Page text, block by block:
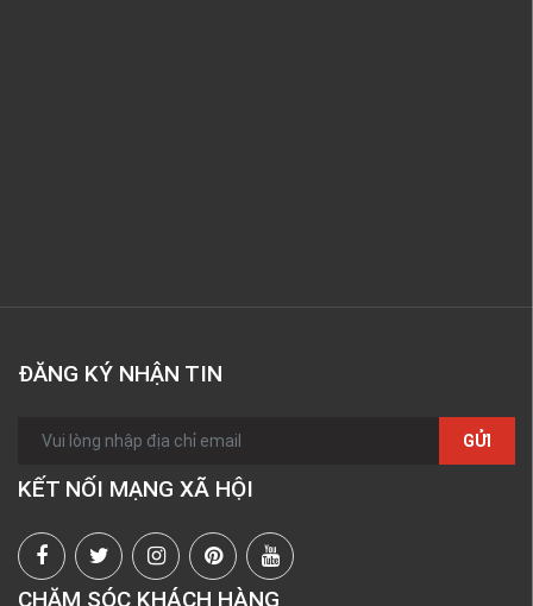
ĐĂNG KÝ NHẬN TIN
GỬI
KẾT NỐI MẠNG XÃ HỘI
CHĂM SÓC KHÁCH HÀNG